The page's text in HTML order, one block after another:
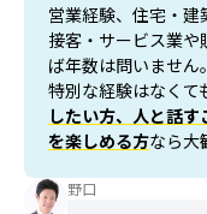
営業経験、住宅・建
接客・サービス業
ば年数は問いません。
特別な経験はなくて
したい方、人と話
を楽しめる方なら大
野口